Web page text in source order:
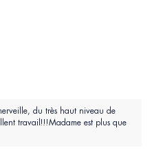
du très haut niveau de
travail!!!Madame est plus que